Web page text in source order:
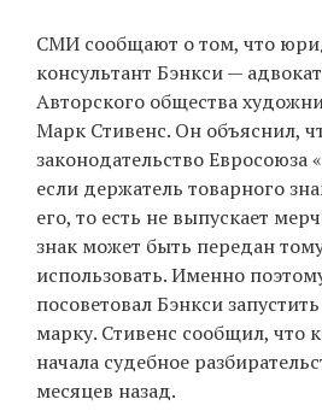
СМИ сообщают о том, что
консультант Бэнкси —
Авторского общества
Марк Стивенс. Он объяснил,
законодательство Евросоюза
если держатель товарного
его, то есть не выпускает
знак может быть передан
использовать. Именно
посоветовал Бэнкси
марку. Стивенс сообщил, что
начала судебное
месяцев назад.